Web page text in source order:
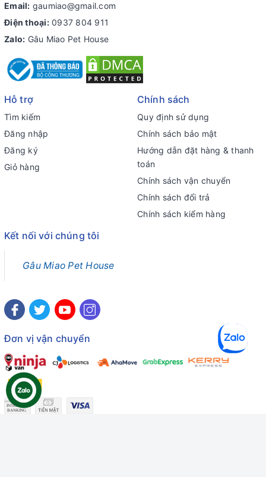
Email: gaumiao@gmail.com
Điện thoại: 0937 804 911
Zalo: Gâu Miao Pet House
Hỗ trợ
Tìm kiếm
Đăng nhập
Đăng ký
Giỏ hàng
Chính sách
Quy định sử dụng
Chính sách bảo mật
Hướng dẫn đặt hàng & thanh
toán
Chính sách vận chuyển
Chính sách đổi trả
Chính sách kiểm hàng
Kết nối với chúng tôi
Gâu Miao Pet House
Đơn vị vận chuyển